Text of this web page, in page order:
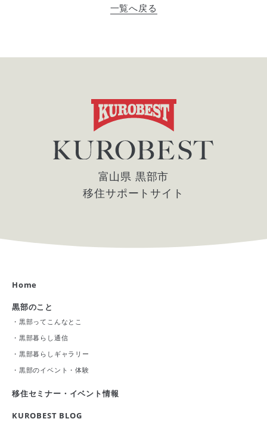
一覧へ戻る
富山県 黒部市
移住サポートサイト
Home
黒部のこと
・ 黒部ってこんなとこ
・ 黒部暮らし通信
・ 黒部暮らしギャラリー
・ 黒部のイベント・体験
移住セミナー・イベント情報
KUROBEST BLOG